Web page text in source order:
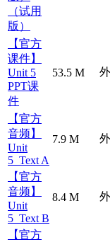
（试用
版）
【官方
课件】
Unit 5
PPT课
件
53.5 M
【官方
音频】
Unit
5_Text A
7.9 M
【官方
音频】
Unit
5_Text B
8.4 M
【官方